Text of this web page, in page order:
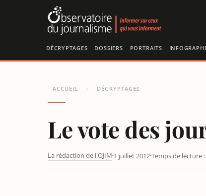
DÉCRYPTAGES DOSSIERS PORTRAITS
ACCUEIL / DÉCRYPTAGES
Le vote des
La rédaction de l'OJIM 1 juillet 2012Temps de lecture
LE VOTE DES JOURNALISTES : UN DEMI-SECRET
Panneau de gestion des cookies